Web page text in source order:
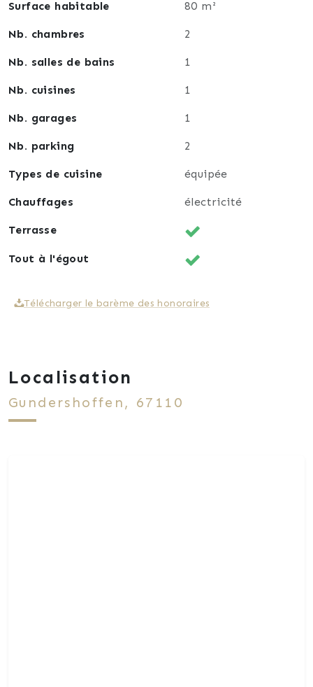
Surface habitable 80 m²
Nb. chambres 2
Nb. salles de bains 1
Nb. cuisines 1
Nb. garages 1
Nb. parking 2
Types de cuisine équipée
Chauffages électricité
Terrasse
Tout à l'égout
Télécharger le barème des honoraires
Localisation
Gundershoffen, 67110